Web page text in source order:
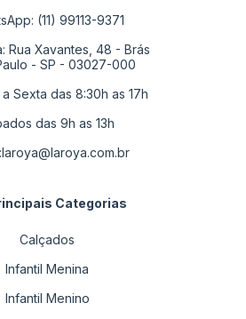
(11) 99113-9371
Rua Xavantes, 48 - Brás
- SP - 03027-000
Sexta das 8:30h as 17h
das 9h as 13h
laroya@laroya.com.br
Categorias
Calçados
Infantil Menina
Infantil Menino